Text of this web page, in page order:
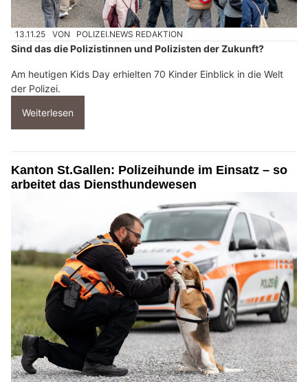
13.11.25 VON POLIZEI.NEWS REDAKTION
Sind das die Polizistinnen und Polizisten der Zukunft?
Am heutigen Kids Day erhielten 70 Kinder Einblick in die Welt
der Polizei.
Weiterlesen
Kanton St.Gallen: Polizeihunde im Einsatz – so
arbeitet das Diensthundewesen